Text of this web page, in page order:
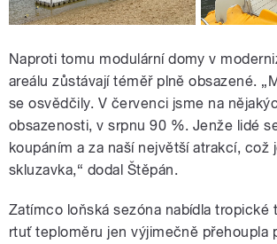
Naproti tomu modulární domy v
areálu zůstávají téměř plně obsazené.
se osvědčily. V červenci jsme na
obsazenosti, v srpnu 90 %. Jenže lidé
koupáním a za naší největší atrakcí, což
skluzavka,“ dodal Štěpán.
Zatímco loňská sezóna nabídla tropické
rtuť teploměru jen výjimečně přehoupla